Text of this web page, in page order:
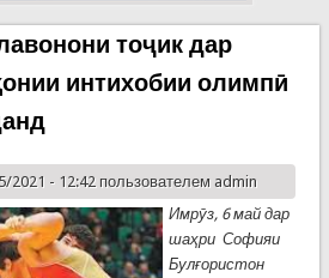
тоҷик дар
интихобии олимпӣ
2021 - 12:42 пользователем admin
Имрӯз, 6 май дар
шаҳри Софияи
Булғористон